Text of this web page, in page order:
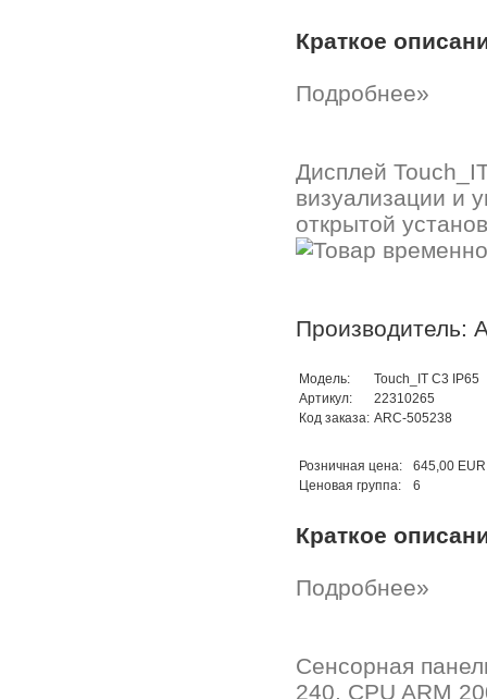
Краткое
Подробнее»
Дисплей
визуализации и
открытой
Производитель:
Модель:
Touch_IT C3 IP65
Артикул:
22310265
Код заказа: ARC-505238
Розничная цена:
645,00 EUR
Ценовая группа:
6
Краткое
Подробнее»
Сенсорная
240, CPU ARM